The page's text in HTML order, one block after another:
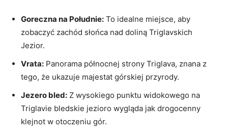
Goreczna na Południe: To idealne miejsce, aby
zobaczyć zachód słońca nad doliną Triglavskich
Jezior.
Vrata: Panorama północnej strony Triglava, ​znana​ z
tego, że ‍ukazuje majestat górskiej przyrody.
Jezero bled: Z wysokiego punktu widokowego na
Triglavie bledskie ‌jezioro wygląda jak‌ drogocenny
klejnot w otoczeniu gór.